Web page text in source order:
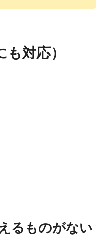
対応）
るものがない